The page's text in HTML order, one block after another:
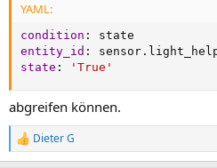
YAML:
condition :
entity_id :
state : 'True'
abgreifen können.
R
e
Dieter G